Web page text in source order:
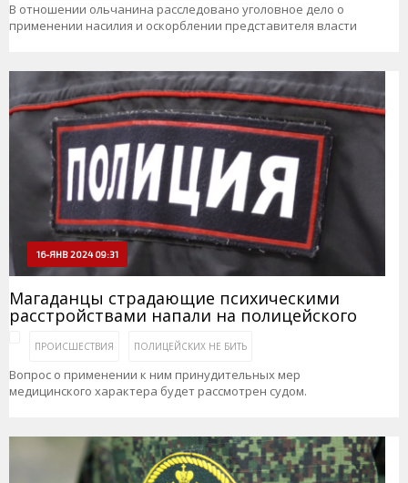
В отношении ольчанина расследовано уголовное дело о
применении насилия и оскорблении представителя власти
16-ЯНВ 2024 09:31
Магаданцы страдающие психическими
расстройствами напали на полицейского
ПРОИСШЕСТВИЯ ПОЛИЦЕЙСКИХ НЕ БИТЬ
Вопрос о применении к ним принудительных мер
медицинского характера будет рассмотрен судом.